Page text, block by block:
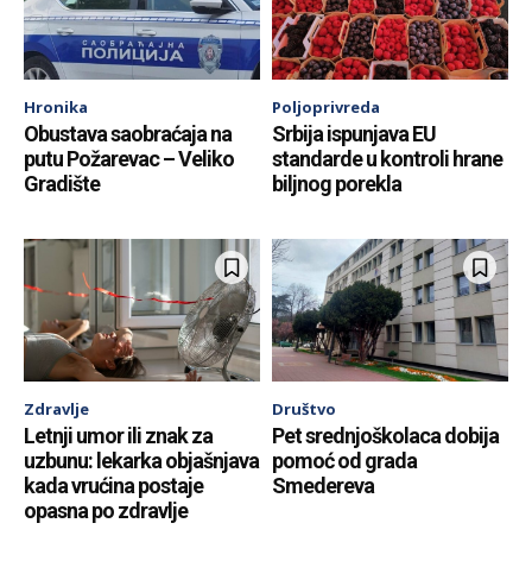
Hronika
Obustava saobraćaja na
putu Požarevac – Veliko
Gradište
Poljoprivreda
Srbija ispunjava EU
standarde u kontroli hrane
biljnog porekla
Zdravlje
Letnji umor ili znak za
uzbunu: lekarka objašnjava
kada vrućina postaje
opasna po zdravlje
Društvo
Pet srednjoškolaca dobija
pomoć od grada
Smedereva